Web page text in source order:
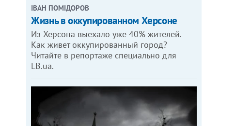
ІВАН ПОМІДОРОВ
Жизнь в оккупированном Херсоне
Из Херсона выехало уже 40% жителей.
Как живет оккупированный город?
Читайте в репортаже специально для
LB.ua.